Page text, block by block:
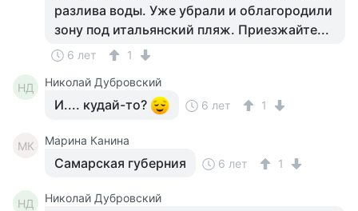
разлива воды. Уже убрали и облагородили
зону под итальянский пляж. Приезжайте...
6 лет 1
НД Николай Дубровский
И.... кудай-то? 6 лет 1
МК Марина Канина
Самарская губерния 6 лет 1
НД Николай Дубровский